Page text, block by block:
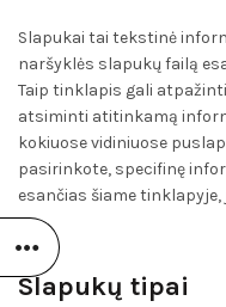
Slapukai tai tekstinė
naršyklės slapukų failą
Taip tinklapis gali
atsiminti atitinkamą
kokiuose vidiniuose
pasirinkote, specifinę
esančias šiame
Slapukų tipai